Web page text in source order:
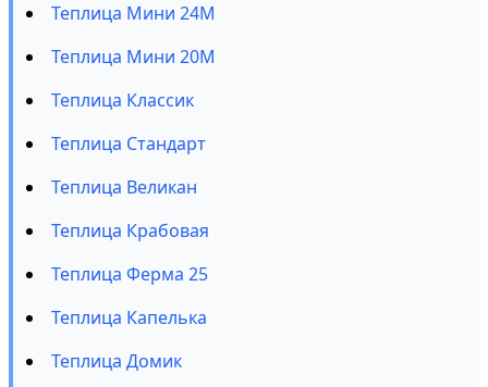
Теплица Мини 24М
Теплица Мини 20М
Теплица Классик
Теплица Стандарт
Теплица Великан
Теплица Крабовая
Теплица Ферма 25
Теплица Капелька
Теплица Домик